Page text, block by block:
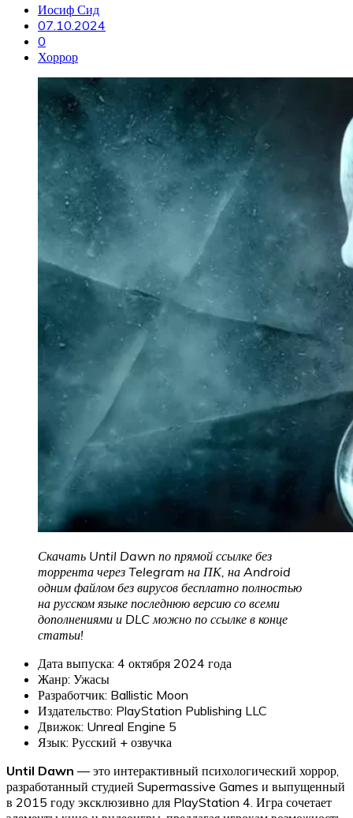
Иосиф Сид
07.10.2024
0
Хоррор
Скачать Until Dawn по прямой ссылке без
торрента через Telegram на ПК, на Android
одним файлом без вирусов бесплатно полностью
на русском языке последнюю версию со всеми
дополнениями и DLC можно по ссылке в конце
статьи!
Дата выпуска: 4 октября 2024 года
Жанр: Ужасы
Разработчик: Ballistic Moon
Издательство: PlayStation Publishing LLC
Движок: Unreal Engine 5
Язык: Русский + озвучка
Until Dawn — это интерактивный психологический хоррор,
разработанный студией Supermassive Games и выпущенный
в 2015 году эксклюзивно для PlayStation 4. Игра сочетает